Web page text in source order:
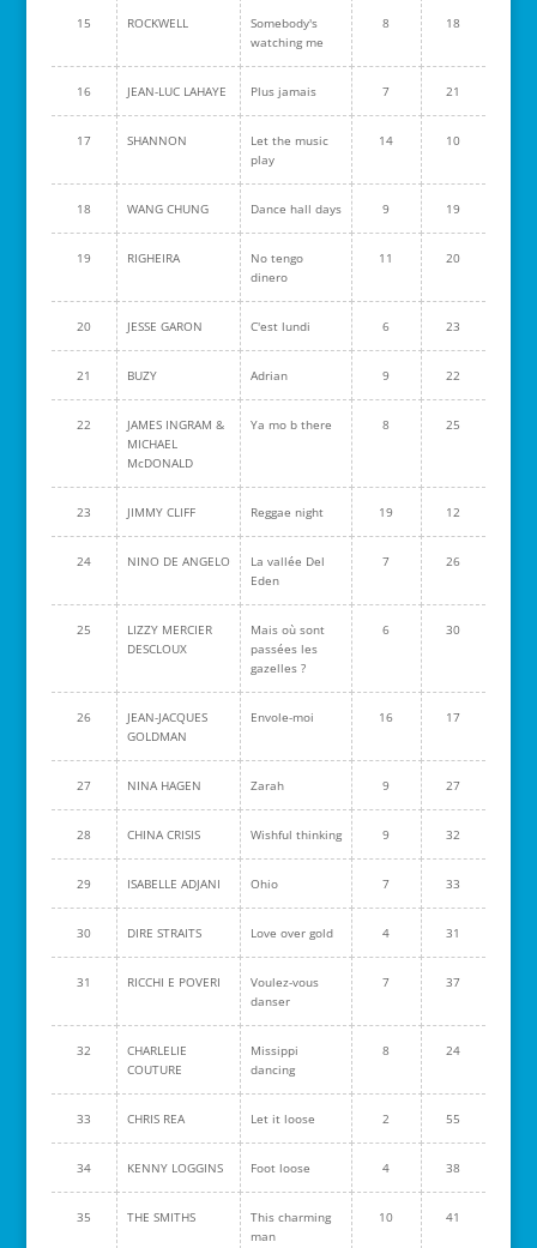
15 ROCKWELL
Somebody's
watching me
8 18
16 JEAN-LUC LAHAYE Plus jamais 7 21
17 SHANNON
Let the music
play
14 10
18 WANG CHUNG Dance hall days 9 19
19 RIGHEIRA
No tengo
dinero
11 20
20 JESSE GARON C'est lundi 6 23
21 BUZY Adrian 9 22
22
JAMES INGRAM &
MICHAEL
McDONALD
Ya mo b there 8 25
23 JIMMY CLIFF Reggae night 19 12
24 NINO DE ANGELO
La vallée Del
Eden
7 26
25
LIZZY MERCIER
DESCLOUX
Mais où sont
passées les
gazelles ?
6 30
26
JEAN-JACQUES
GOLDMAN
Envole-moi 16 17
27 NINA HAGEN Zarah 9 27
28 CHINA CRISIS Wishful thinking 9 32
29 ISABELLE ADJANI Ohio 7 33
30 DIRE STRAITS Love over gold 4 31
31 RICCHI E POVERI
Voulez-vous
danser
7 37
32
CHARLELIE
COUTURE
Missippi
dancing
8 24
33 CHRIS REA Let it loose 2 55
34 KENNY LOGGINS Foot loose 4 38
35 THE SMITHS
This charming
man
10 41